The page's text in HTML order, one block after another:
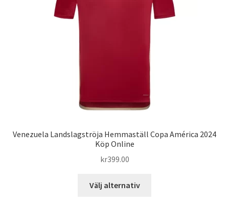
Venezuela Landslagströja Hemmaställ Copa América 2024
Köp Online
kr399.00
Välj alternativ